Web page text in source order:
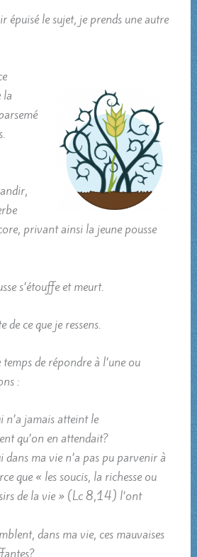
épuisé le sujet, je prends une autre
la
privant ainsi la jeune pousse
s’étouffe et meurt.
de ce que je ressens.
de répondre à l’une ou
:
n’a jamais atteint le
qu’on en attendait?
dans ma vie n’a pas pu parvenir à
que « les soucis, la richesse ou
de la vie » (Lc 8,14) l’ont
dans ma vie, ces mauvaises